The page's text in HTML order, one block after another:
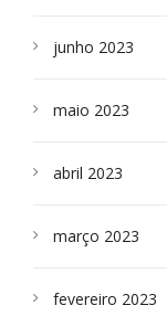
junho 2023
maio 2023
abril 2023
março 2023
fevereiro 2023